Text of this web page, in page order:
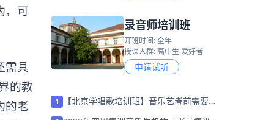
，可
需具
的教
的老
录音师培训班
开班时间: 全年
授课人群: 高中生 爱好者
申请试听
1
【北京学唱歌培训班】音乐艺考前需要的